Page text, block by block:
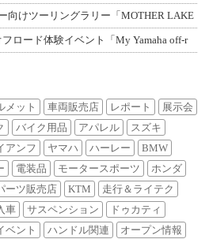
向けツーリングラリー「MOTHER LAKE
ロード体験イベント「My Yamaha off-r
メット 車両販売店 レポート
展示会
バイク用品 アパレル
スズキ
アンフ ヤマハ ハーレー
BMW
電装品 モータースポーツ
ホンダ
ーツ販売店 KTM
走行＆ライテク
車 サスペンション
ドゥカティ
ベント ハンドル関連 オープン情報